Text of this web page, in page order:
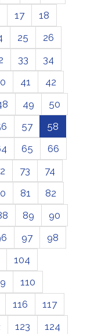
17
18
25
26
33
34
41
42
49
50
57
58
65
66
73
74
81
82
89
90
97
98
104
110
116
117
123 124